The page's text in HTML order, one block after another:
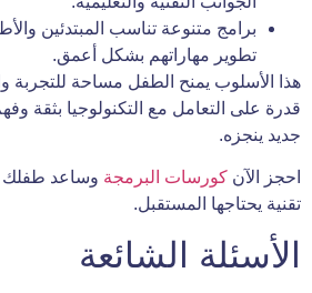
برامج متنوعة تناسب المبتدئين
تطوير مهاراتهم بشكل أعمق.
هذا الأسلوب يمنح الطفل مساحة للتجربة
قدرة على التعامل مع التكنولوجيا بثقة
جديد ينجزه.
احجز الآن كورسات البرمجة وساعد طفلك
تقنية يحتاجها المستقبل.
الأسئلة الشائعة